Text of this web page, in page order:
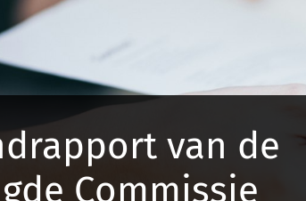
van de
Commissie